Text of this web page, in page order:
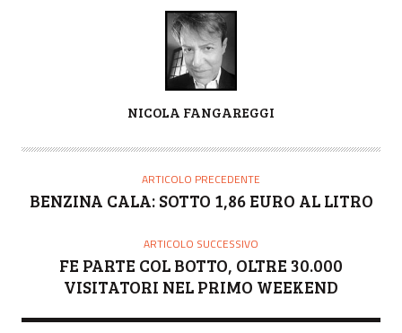
T
R
NICOLA FANGAREGGI
ARTICOLO PRECEDENTE
BENZINA CALA: SOTTO 1,86 EURO AL LITRO
ARTICOLO SUCCESSIVO
FE PARTE COL BOTTO, OLTRE 30.000
VISITATORI NEL PRIMO WEEKEND